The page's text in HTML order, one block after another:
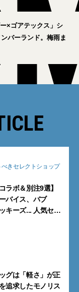
ー×ゴアテックス」シ
バーランド。梅雨ま
ラボ＆別注9選】
バイス、バブ
キーズ... 人気セレ
グは「軽さ」が正
追求したモノリス